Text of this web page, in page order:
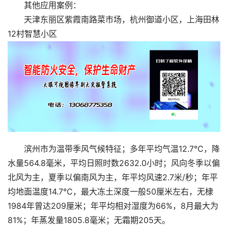
其他应用案例：
天津东丽区紫霞南路菜市场，杭州御道小区，上海田林
12村智慧小区
滨州市为温带季风气候特征；多年平均气温12.7℃，降
水量564.8毫米，平均日照时数2632.0小时；风向冬季以偏
北风为主，夏季以偏南风为主，年平均风速2.7米/秒；年平
均地面温度14.7℃，最大冻土深度一般50厘米左右，无棣
1984年曾达209厘米；年平均相对湿度为66%，8月最大为
81%；年蒸发量1805.8毫米；无霜期205天。